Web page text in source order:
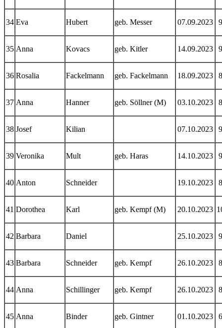
34 Eva Hubert geb. Messer 07.09.2023
35 Anna Kovacs geb. Kitler 14.09.2023
36 Rosalia Fackelmann geb. Fackelmann 18.09.2023
37 Anna Hanner geb. Söllner (M) 03.10.2023
38 Josef Kilian 07.10.2023
39 Veronika Mult geb. Haras 14.10.2023
40 Anton Schneider 19.10.2023
41 Dorothea Karl geb. Kempf (M) 20.10.2023
42 Barbara Daniel 25.10.2023
43 Barbara Schneider geb. Kempf 26.10.2023
44 Anna Schillinger geb. Kempf 26.10.2023
45 Anna Binder geb. Gintner 01.10.2023